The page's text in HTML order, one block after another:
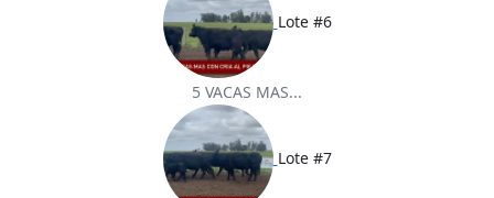
Lote #6
5 VACAS MAS...
Lote #7